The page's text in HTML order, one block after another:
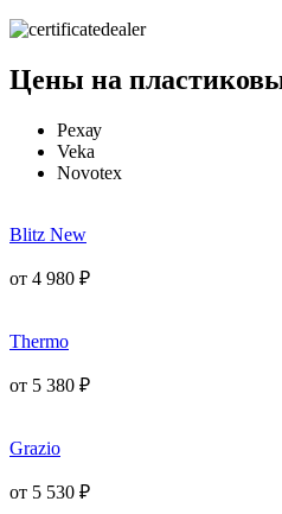
Цены на
Рехау
Veka
Novotex
Blitz New
от 4 980 ₽
Thermo
от 5 380 ₽
Grazio
от 5 530 ₽